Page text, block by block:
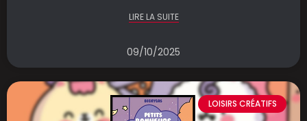
LIRE LA SUITE
09/10/2025
LOISIRS CRÉATIFS